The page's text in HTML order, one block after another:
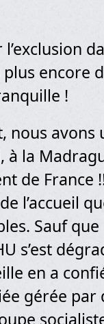
encore
!
nous avons
à la
de France
l’accueil
Sauf
s’est
en a
gérée par